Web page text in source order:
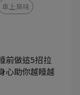
車上臭味
前做這5招拉
心助你越睡越